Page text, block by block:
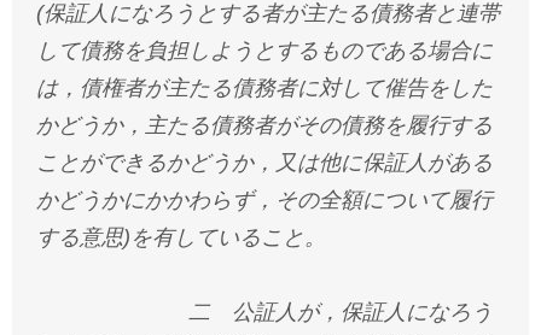
(保証人になろうとする者が主たる債務者と連帯
して債務を負担しようとするものである場合に
は，債権者が主たる債務者に対して催告をした
かどうか，主たる債務者がその債務を履行する
ことができるかどうか，又は他に保証人がある
かどうかにかかわらず，その全額について履行
する意思)を有していること。
二 公証人が，保証人になろう